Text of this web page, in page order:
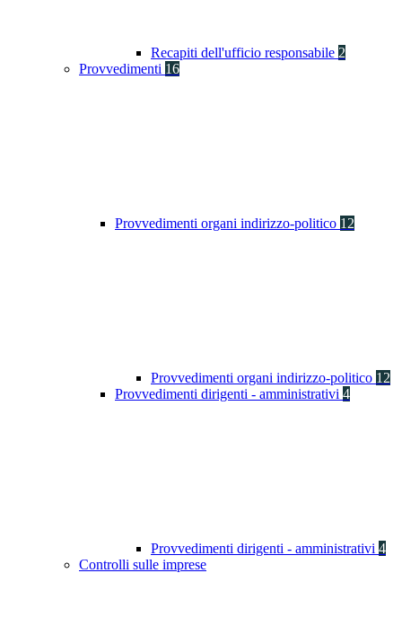
Recapiti dell'ufficio responsabile 2
Provvedimenti 16
Provvedimenti organi indirizzo-politico 12
Provvedimenti organi indirizzo-politico 12
Provvedimenti dirigenti - amministrativi 4
Provvedimenti dirigenti - amministrativi 4
Controlli sulle imprese